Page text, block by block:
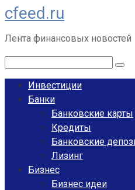
Перейти
к
контенту
cfeed.ru
Лента финансовых новостей
Инвестиции
Банки
Банковские карты
Кредиты
Банковские
Лизинг
Бизнес
Бизнес идеи